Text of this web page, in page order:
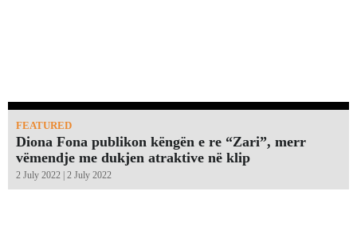
FEATURED
Diona Fona publikon këngën e re “Zari”, merr
vëmendje me dukjen atraktive në klip
2 July 2022 | 2 July 2022